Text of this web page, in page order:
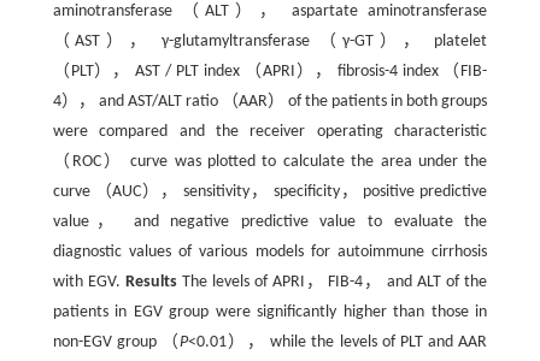
aminotransferase （ALT）， aspartate aminotransferase
（AST）， γ-glutamyltransferase （γ-GT）， platelet
（PLT）， AST / PLT index （APRI）， fibrosis-4 index （FIB-
4）， and AST/ALT ratio （AAR） of the patients in both groups
were compared and the receiver operating characteristic
（ROC） curve was plotted to calculate the area under the
curve （AUC）， sensitivity， specificity， positive predictive
value， and negative predictive value to evaluate the
diagnostic values of various models for autoimmune cirrhosis
with EGV. ResultsThe levels of APRI， FIB-4， and ALT of the
patients in EGV group were significantly higher than those in
non-EGV group （P<0.01）， while the levels of PLT and AAR